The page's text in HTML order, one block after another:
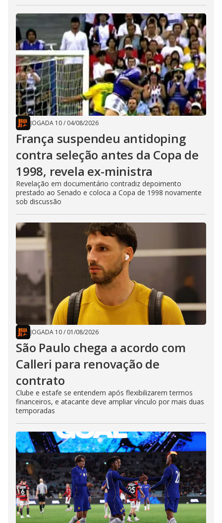
JOGADA 10/ 04/08/2026
França suspendeu antidoping
contra seleção antes da Copa de
1998, revela ex-ministra
Revelação em documentário contradiz depoimento
prestado ao Senado e coloca a Copa de 1998 novamente
sob discussão
JOGADA 10/ 01/08/2026
São Paulo chega a acordo com
Calleri para renovação de
contrato
Clube e estafe se entendem após flexibilizarem termos
financeiros, e atacante deve ampliar vínculo por mais duas
temporadas